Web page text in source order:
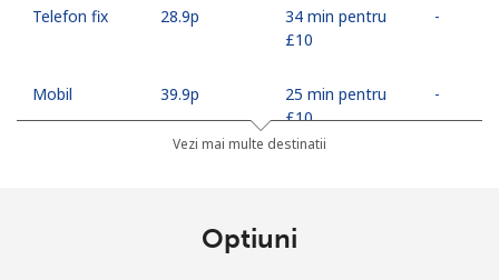
Telefon fix ⁦28.9p⁩
34 min pentru
⁦£10⁩
-
Mobil ⁦39.9p⁩
25 min pentru
⁦£10⁩
-
Vezi mai multe destinatii
Optiuni